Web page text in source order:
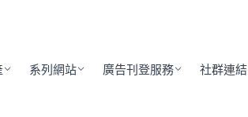
系列網站 廣告刊登服務 社群連結